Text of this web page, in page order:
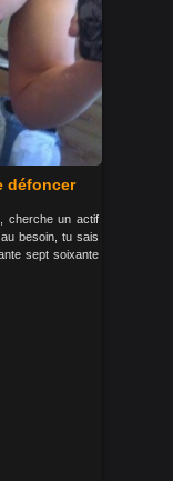
défoncer
cherche un actif
besoin, tu sais
sept soixante